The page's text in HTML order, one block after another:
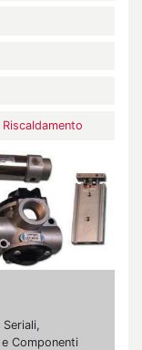
Componenti